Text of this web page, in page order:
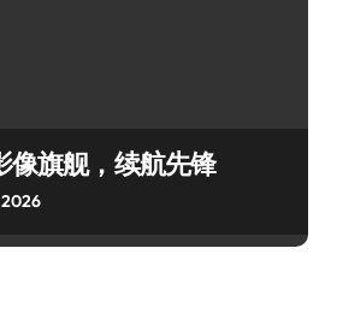
像旗舰，续航先锋
2026